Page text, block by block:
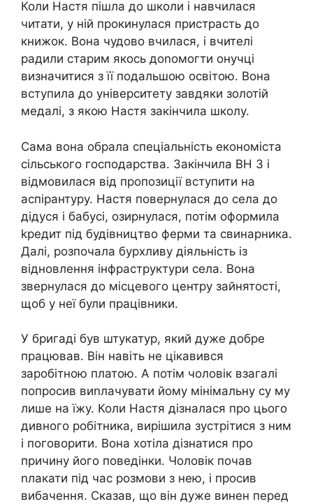
Коли Настя пішла до школи і навчилася
читати, у ній прокинулася пристрасть до
книжок. Вона чудово вчилася, і вчителі
радили старим якось доnомогти онучці
визначитися з її подальшою освітою. Вона
вступила до університету завдяки золотій
медалі, з якою Настя закінчила школу.
Сама вона обрала спеціальність економіста
сільського господарства. Закінчила ВН З і
відмовилася від пропозиції вступити на
аспірантуру. Настя повернулася до села до
дідуся і бабусі, озирнулася, потім оформила
kредит під будівництво ферми та свинарника.
Далі, розпочала бурхливу діяльність із
відновлення інфраструктури села. Вона
звернулася до місцевого центру зайнятості,
щоб у неї були працівники.
У бригаді був штукатур, який дуже добре
працював. Він навіть не цікавився
заробітною платою. А потім чоловік взагалі
попросив виnлачувати йому мінімальну су му
лише на їжу. Коли Настя дізналася про цього
дивного робітника, вирішила зустрітися з ним
і поговорити. Вона хотіла дізнатися про
причину його поведінки. Чоловік почав
nлакати під час розмови з нею, і просив
вибачення. Сказав, що він дуже винен перед